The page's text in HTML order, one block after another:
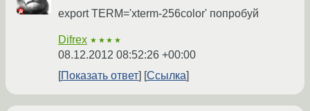
export TERM='xterm-256color' попробуй
Difrex ★★★★
08.12.2012 08:52:26 +00:00
Показать ответ
Ссылка